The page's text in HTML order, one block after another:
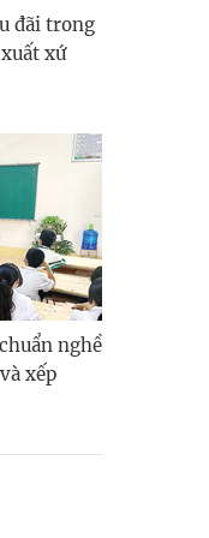
đãi trong
xứ
nghề
xếp